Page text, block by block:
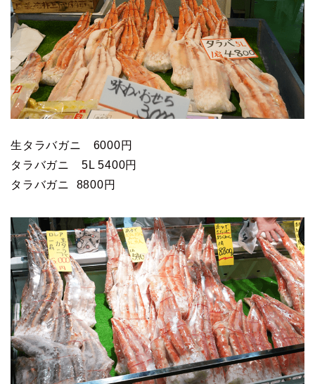
生タラバガニ 6000円
タラバガニ 5L 5400円
タラバガニ 8800円